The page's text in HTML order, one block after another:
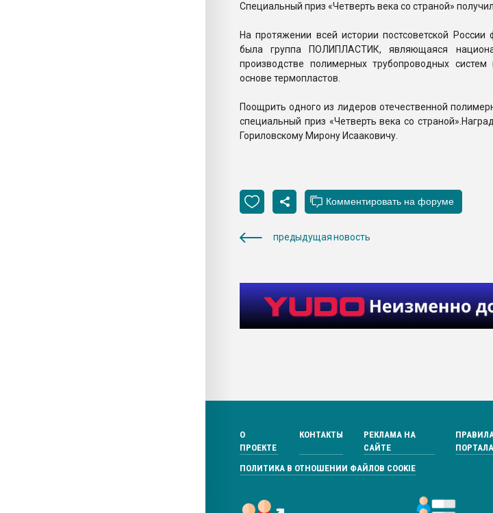
Специальный приз «Четверть века со страной»
На протяжении всей истории постсоветской
была группа ПОЛИПЛАСТИК, являющаяся
производстве полимерных трубопроводных
основе термопластов.
Поощрить одного из лидеров отечественной
специальный приз «Четверть века со
Гориловскому Мирону Исааковичу.
предыдущая новость
О
ПРОЕКТЕ
КОНТАКТЫ
РЕКЛАМА НА
САЙТЕ
ПОРТАЛА
ПОЛИТИКА В ОТНОШЕНИИ ФАЙЛОВ COOKIE